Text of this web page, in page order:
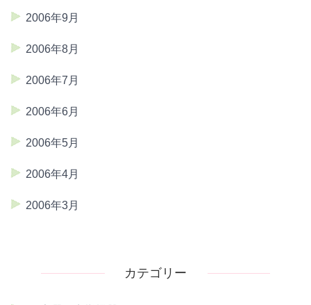
2006年9月
2006年8月
2006年7月
2006年6月
2006年5月
2006年4月
2006年3月
カテゴリー